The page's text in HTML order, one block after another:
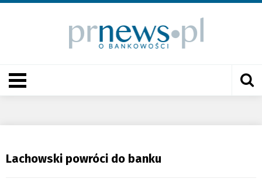
Lachowski powróci do banku